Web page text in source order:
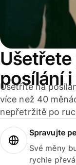
posílání
Ušetříte na
více než 40
nepřetržitě po
Spravujte
Své měny
rychle